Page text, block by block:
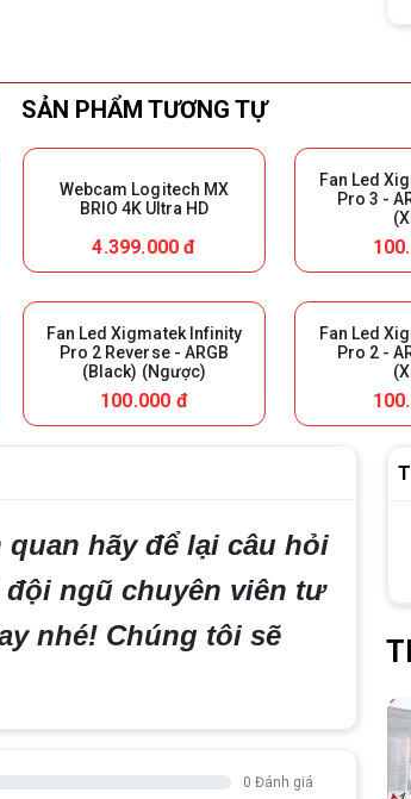
SẢN PHẨM TƯƠNG TỰ
Webcam Logitech MX
BRIO 4K Ultra HD
4.399.000 đ
Fan Led
Pro 3 -
Fan Led Xigmatek Infinity
Pro 2 Reverse - ARGB
(Black) (Ngược)
100.000 đ
Fan Led
Pro 2 -
hãy để lại câu hỏi
ngũ chuyên viên tư
nhé! Chúng tôi sẽ
0 Đánh giá